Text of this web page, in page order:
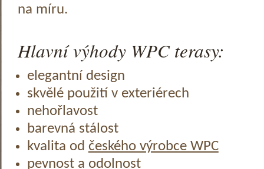
na míru.
Hlavní výhody WPC terasy:
elegantní design
skvělé použití v exteriérech
nehořlavost
barevná stálost
kvalita od českého výrobce WPC
pevnost a odolnost